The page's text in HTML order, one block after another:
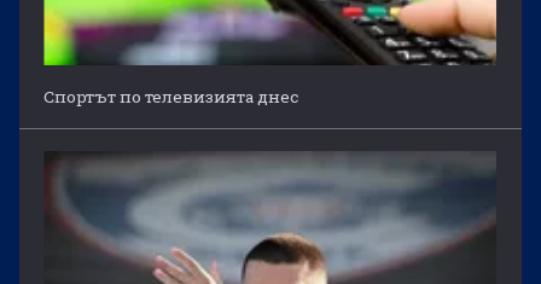
Спортът по телевизията днес